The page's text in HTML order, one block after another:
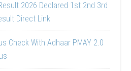
2026 Declared 1st 2nd 3rd
Direct Link
Check With Adhaar PMAY 2.0